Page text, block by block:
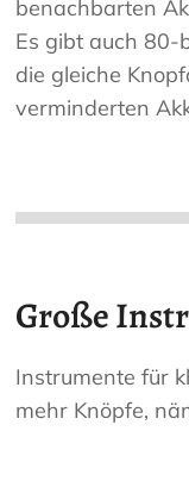
benachbarten
Es gibt auch 80-
die gleiche
verminderten
Große
Instrumente für
mehr Knöpfe,